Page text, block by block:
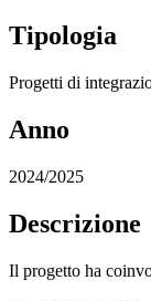
Tipologia
Progetti di
Anno
2024/2025
Descrizione
Il progetto ha